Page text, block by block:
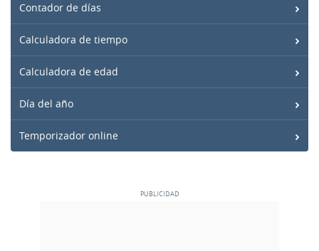
Contador de días
Calculadora de tiempo
Calculadora de edad
Día del año
Temporizador online